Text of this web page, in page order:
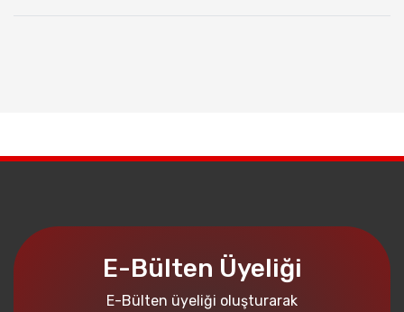
E-Bülten Üyeliği
E-Bülten üyeliği oluşturarak